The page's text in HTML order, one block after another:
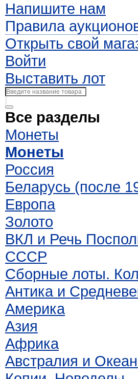
Напишите нам
Правила
Открыть свой
Войти
Выставить лот
Все разделы
Монеты
Монеты
Россия
Беларусь (после
Европа
Золото
ВКЛ и Речь
СССР
Сборные лоты.
Антика и
Америка
Азия
Африка
Австралия и